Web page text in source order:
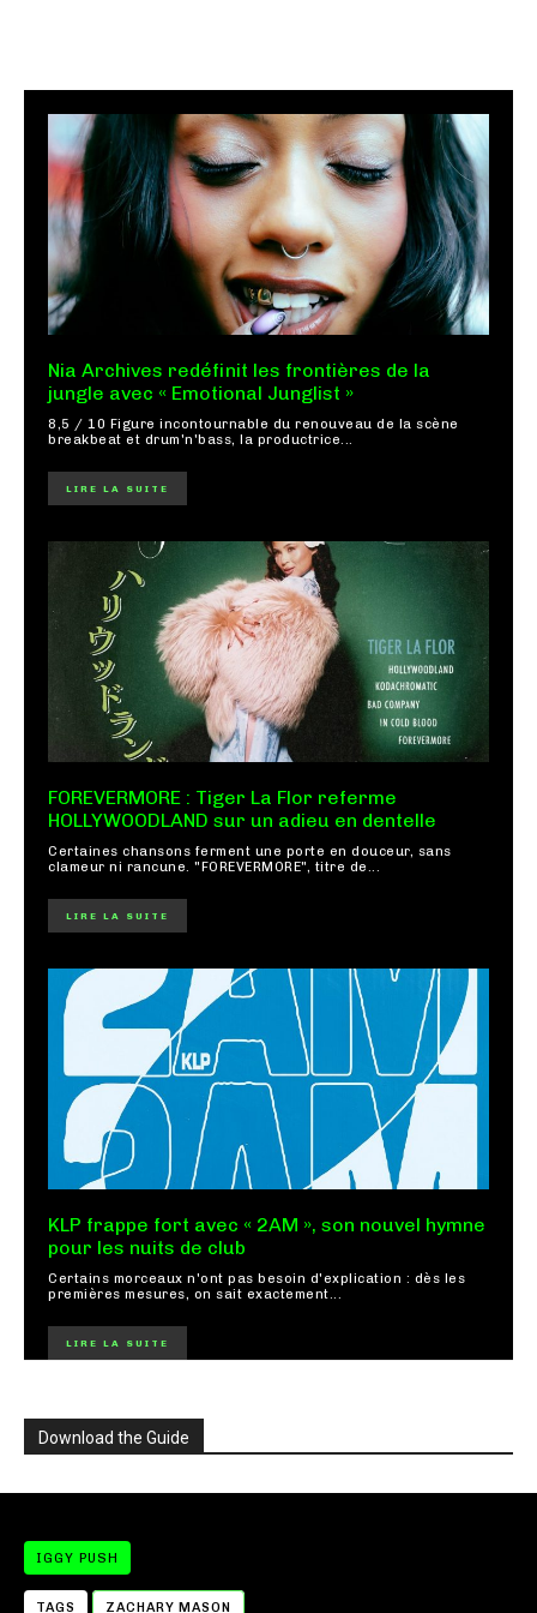
Nia Archives redéfinit les frontières de la
jungle avec « Emotional Junglist »
8,5 / 10 Figure incontournable du renouveau de la scène
breakbeat et drum'n'bass, la productrice...
LIRE LA SUITE
FOREVERMORE : Tiger La Flor referme
HOLLYWOODLAND sur un adieu en dentelle
Certaines chansons ferment une porte en douceur, sans
clameur ni rancune. "FOREVERMORE", titre de...
LIRE LA SUITE
KLP frappe fort avec « 2AM », son nouvel hymne
pour les nuits de club
Certains morceaux n'ont pas besoin d'explication : dès les
premières mesures, on sait exactement...
LIRE LA SUITE
Download the Guide
IGGY PUSH
TAGS ZACHARY MASON